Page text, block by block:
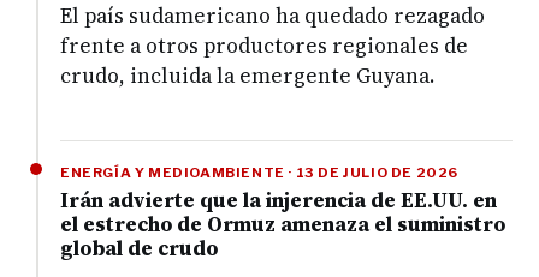
El país sudamericano ha quedado rezagado
frente a otros productores regionales de
crudo, incluida la emergente Guyana.
ENERGÍA Y MEDIOAMBIENTE · 13 DE JULIO DE 2026
Irán advierte que la injerencia de EE.UU. en
el estrecho de Ormuz amenaza el suministro
global de crudo